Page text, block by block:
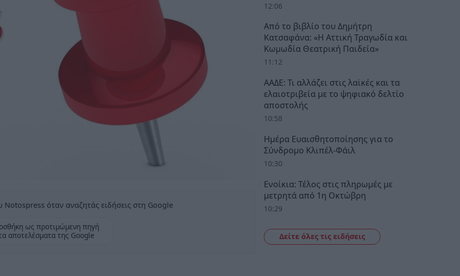
όταν αναζητάς ειδήσεις στη Google
ως προτιμώμενη πηγή
αποτελέσματα της Google
12:06
Από το βιβλίο του Δημήτρη
Κατσαφάνα: «Η Αττική Τραγωδία και
Κωμωδία Θεατρική Παιδεία»
11:12
ΑΑΔΕ: Τι αλλάζει στις λαϊκές και τα
ελαιοτριβεία με το ψηφιακό δελτίο
αποστολής
10:58
Ημέρα Ευαισθητοποίησης για το
Σύνδρομο Κλιπέλ-Φάιλ
10:30
Ενοίκια: Τέλος στις πληρωμές με
μετρητά από 1η Οκτώβρη
10:29
Δείτε όλες τις ειδήσεις